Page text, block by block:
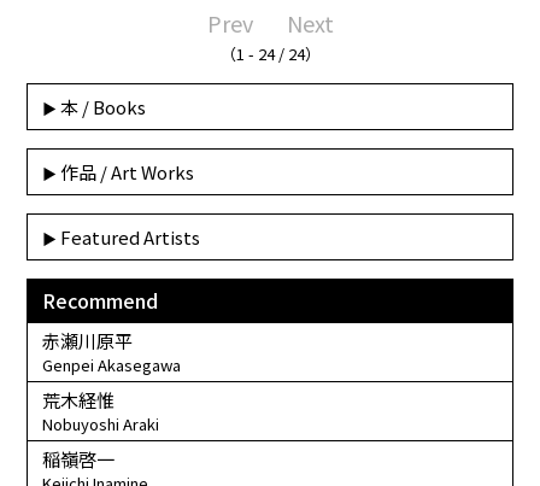
Prev Next
（1 - 24 / 24）
本 / Books
作品 / Art Works
Featured Artists
Recommend
赤瀬川原平
Genpei Akasegawa
荒木経惟
Nobuyoshi Araki
稲嶺啓一